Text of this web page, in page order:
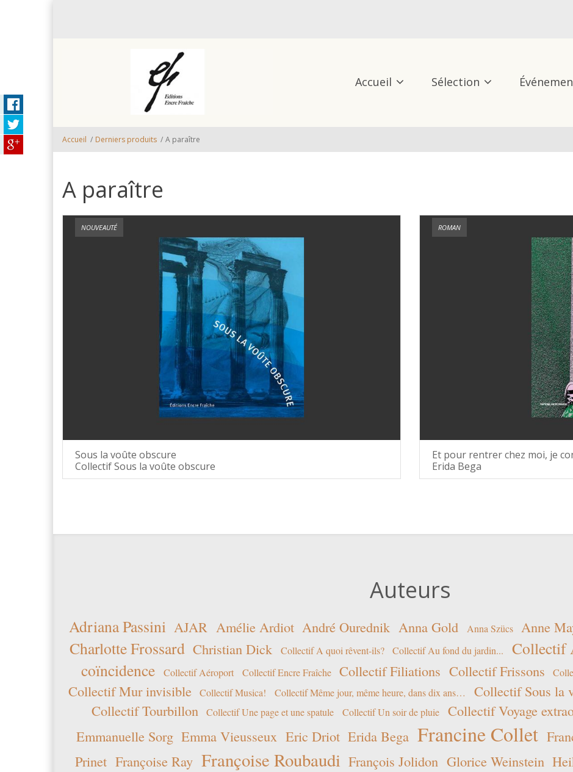
Accueil Sélection
Accueil / Derniers produits / A paraître
A paraître
NOUVEAUTÉ
Sous la voûte obscure
Collectif Sous la voûte obscure
ROMAN
Et pour rentrer chez moi, je
Erida Bega
Auteurs
Adriana Passini AJAR Amélie Ardiot André Ourednik Anna Gold Anna Szücs Anne
Charlotte Frossard Christian Dick Collectif A quoi rêvent-ils? Collectif Au fond du jardin...
Collectif
coïncidence
Collectif Aéroport Collectif Encre Fraîche Collectif Filiations Collectif Frissons
Collectif Mur invisible Collectif Musica! Collectif Même jour, même heure, dans dix ans… Collectif Sous la
Collectif Tourbillon
Collectif Une page et une spatule Collectif Un soir de pluie Collectif Voyage
Emmanuelle Sorg Emma Vieusseux Eric Driot Erida Bega Francine Collet
Prinet Françoise Ray Françoise Roubaudi François Jolidon Glorice Weinstein